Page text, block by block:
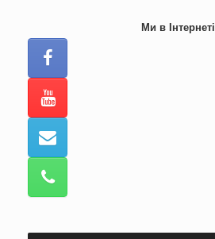
Ми в Інтернеті